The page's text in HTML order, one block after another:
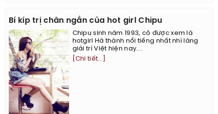
Bí kíp trị chân ngắn của hot girl Chipu
Chipu sinh năm 1993, cô được xem là
hotgirl Hà thành nổi tiếng nhất nhì làng
giải trí Việt hiện nay....
[Chi tiết...]